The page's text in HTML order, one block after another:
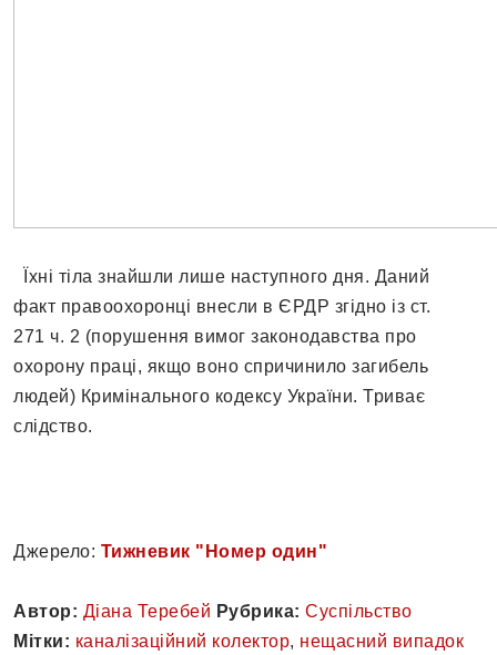
Їхні тіла знайшли лише наступного дня. Даний
факт правоохоронці внесли в ЄРДР згідно із ст.
271 ч. 2 (порушення вимог законодавства про
охорону праці, якщо воно спричинило загибель
людей) Кримінального кодексу України. Триває
слідство.
Джерело: Тижневик "Номер один"
Автор: Діана Теребей Рубрика: Суспільство
Мітки: каналізаційний колектор, нещасний випадок